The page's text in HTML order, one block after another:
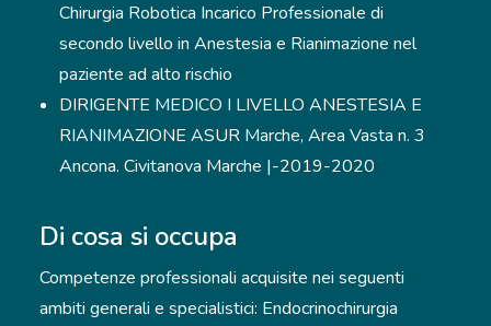
Chirurgia Robotica Incarico Professionale di
secondo livello in Anestesia e Rianimazione nel
paziente ad alto rischio
DIRIGENTE MEDICO I LIVELLO ANESTESIA E
RIANIMAZIONE ASUR Marche, Area Vasta n. 3
Ancona. Civitanova Marche |-2019-2020
Di cosa si occupa
Competenze professionali acquisite nei seguenti
ambiti generali e specialistici: Endocrinochirurgia